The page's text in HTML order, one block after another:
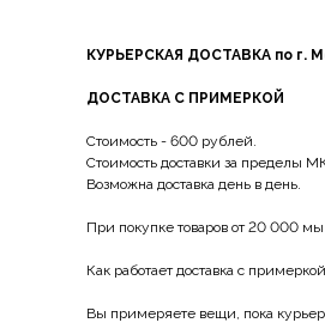
КУРЬЕРСКАЯ ДОСТАВКА по г.
ДОСТАВКА С ПРИМЕРКОЙ
Стоимость - 600 рублей.
Стоимость доставки за пределы
Возможна доставка день в день.
При покупке товаров от 20 000
Как работает доставка с
Вы примеряете вещи, пока